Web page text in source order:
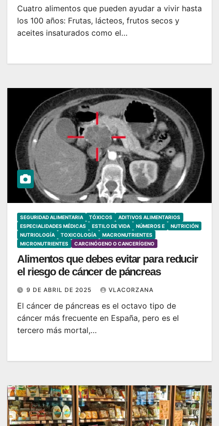
Cuatro alimentos que pueden ayudar a vivir hasta
los 100 años: Frutas, lácteos, frutos secos y
aceites insaturados como el…
SEGURIDAD ALIMENTARIA TÓXICOS
ADITIVOS ALIMENTARIOS
ESPECIALIDADES MÉDICAS
ESTILO DE VIDA NÚMEROS E
NUTRICIÓN
NUTRIOLOGÍA
TOXICOLOGÍA
MACRONUTRIENTES
MICRONUTRIENTES
CARCINÓGENO O CANCERÍGENO
Alimentos que debes evitar para reducir
el riesgo de cáncer de páncreas
9 DE ABRIL DE 2025 VLACORZANA
El cáncer de páncreas es el octavo tipo de
cáncer más frecuente en España, pero es el
tercero más mortal,…